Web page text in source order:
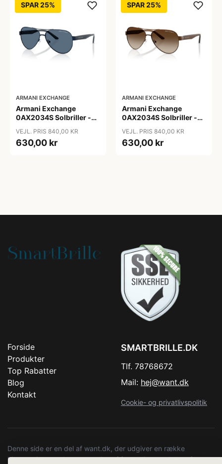
SPAR 25%
ARMANI EXCHANGE
Armani Exchange
0AX2034S Solbriller -
VEJL. PRIS 840,00 KR
630,00 kr
SPAR 25%
ARMANI EXCHANGE
Armani Exchange
0AX2034S Solbriller -
VEJL. PRIS 840,00 KR
630,00 kr
Forside
Produkter
Top Rabatter
Blog
Kontakt
SMARTBRILLE.DK
Tlf. 78768672
Mail: hej@want.dk
Cookie- og privatlivspolitik
Denne side er en del af want.dk, der udgiver en række
hjemmesider med præsentation af forskellige produkter fra